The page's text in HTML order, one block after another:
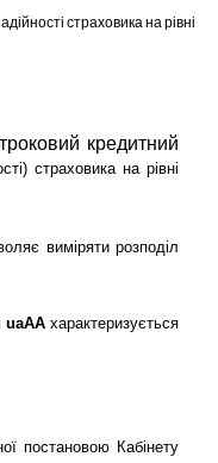
страховика на рівні
кредитний
страховика на рівні
виміряти розподіл
uaAAхарактеризується
постановою Кабінету